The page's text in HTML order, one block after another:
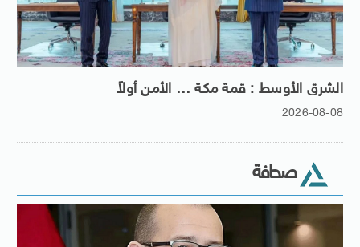
الشرق الأوسط : قمة مكة … الأمن أولاً
2026-08-08
صحافة